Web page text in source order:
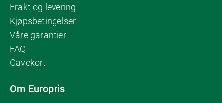
Frakt og levering
Kjøpsbetingelser
Våre garantier
FAQ
Gavekort
Om Europris